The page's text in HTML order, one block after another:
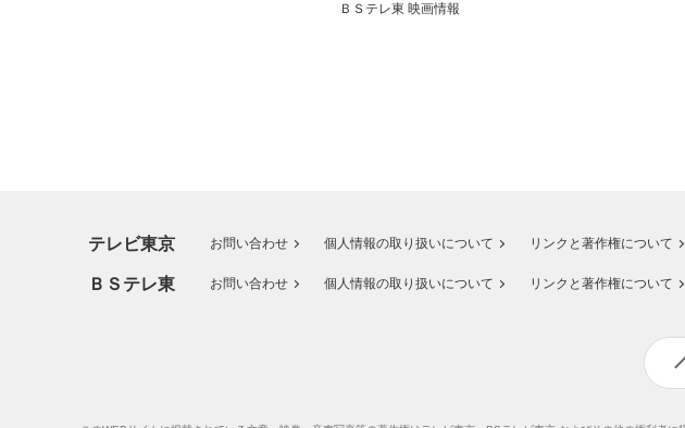
ＢＳテレ東 映画情報
テレビ東京 お問い合わせ 個人情報の取り扱いについて リンクと著作権について
ＢＳテレ東 お問い合わせ 個人情報の取り扱いについて リンクと著作権について